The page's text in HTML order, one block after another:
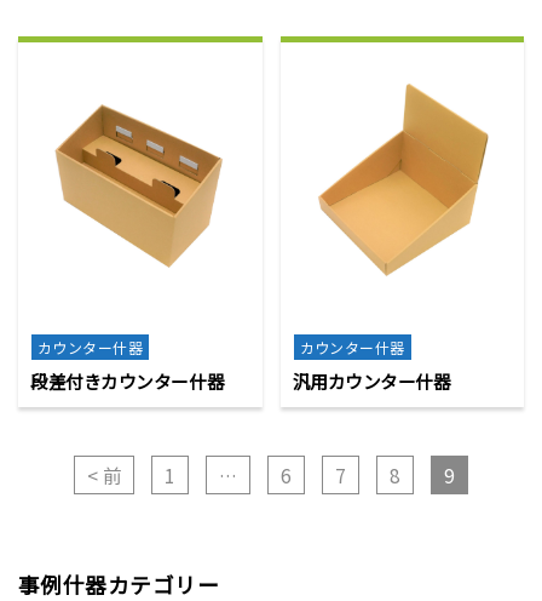
カウンター什器
段差付きカウンター什器
カウンター什器
汎用カウンター什器
< 前 1 … 6 7 8 9
事例什器カテゴリー